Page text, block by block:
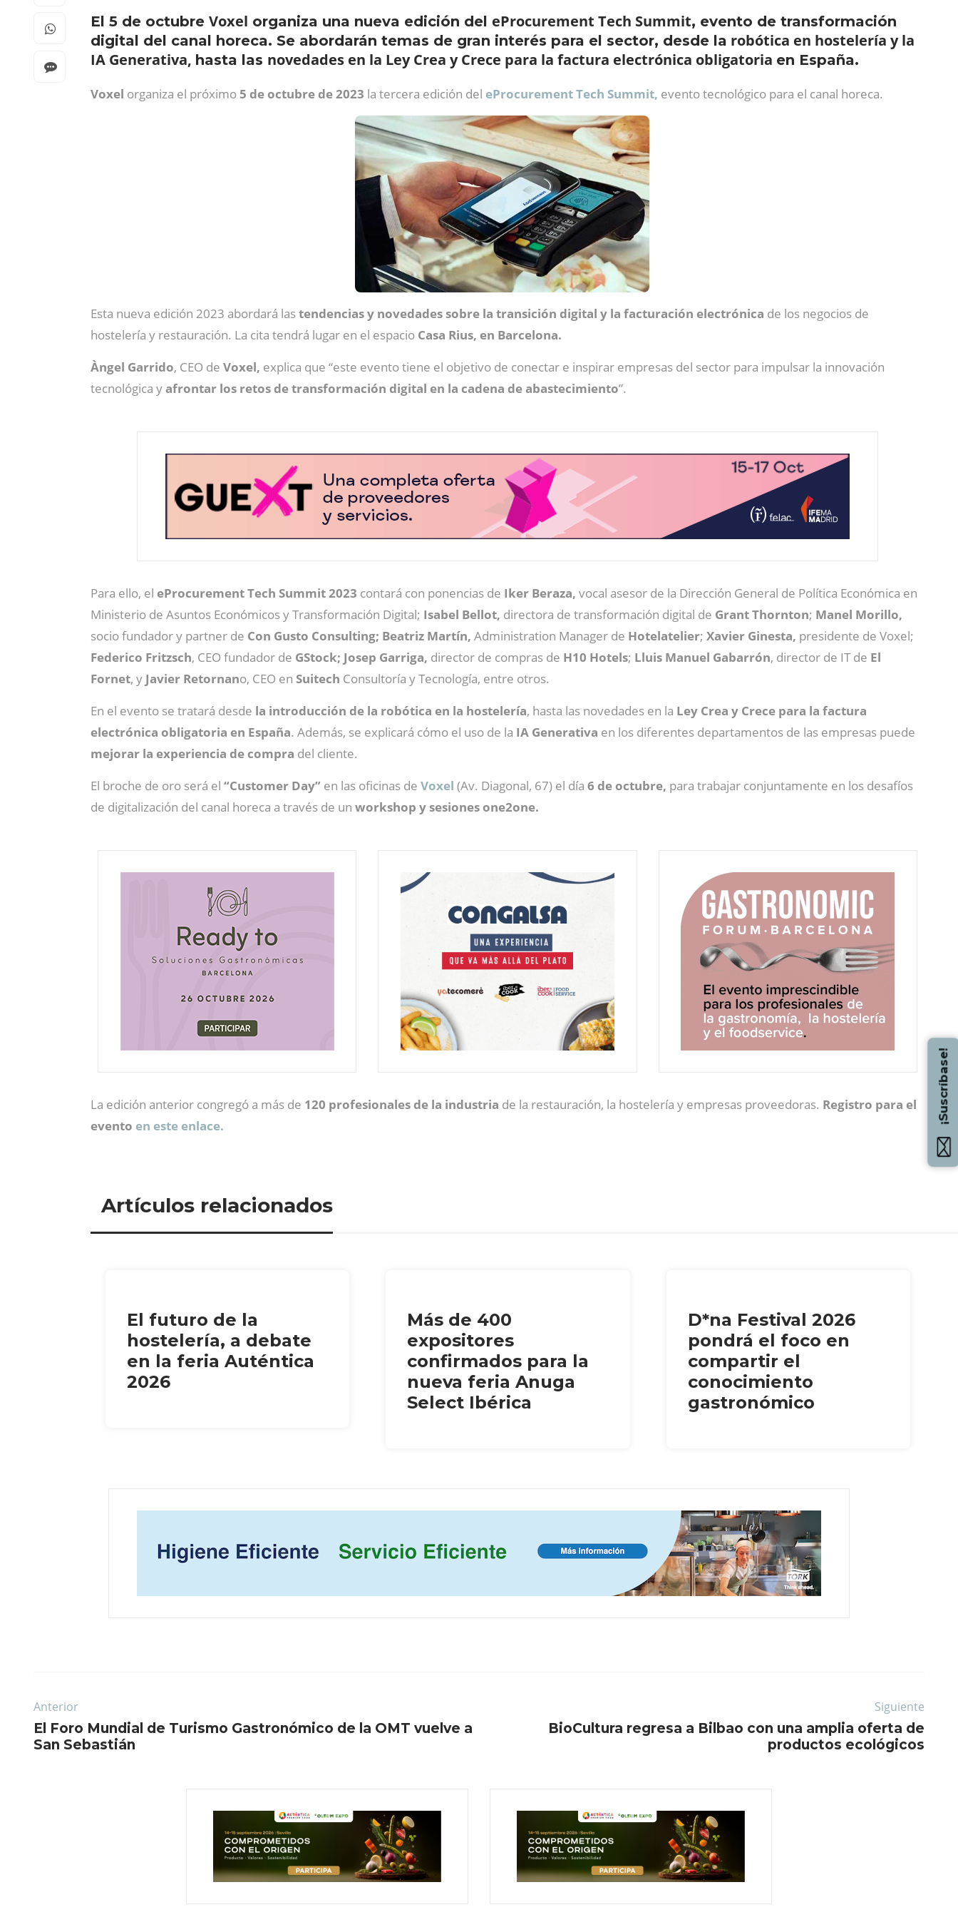
El 5 de octubre Voxel organiza una nueva edición del eProcurement Tech Summit, evento de transformación
digital del canal horeca. Se abordarán temas de gran interés para el sector, desde la robótica en hostelería y la
IA Generativa, hasta las novedades en la Ley Crea y Crece para la factura electrónica obligatoria en España.
Voxel organiza el próximo 5 de octubre de 2023 la tercera edición del eProcurement Tech Summit, evento tecnológico para el canal horeca.
Esta nueva edición 2023 abordará lastendencias y novedades sobre la transición digital y la facturación electrónica de los negocios de
hostelería y restauración. La cita tendrá lugar en el espacio Casa Rius, en Barcelona.
Àngel Garrido, CEO de Voxel, explica que “este evento tiene el objetivo de conectar e inspirar empresas del sector para impulsar la innovación
tecnológica yafrontar los retos de transformación digital en la cadena de abastecimiento”.
Para ello, el eProcurement Tech Summit 2023 contará con ponencias de Iker Beraza, vocal asesor de la Dirección General de Política Económica en
Ministerio de Asuntos Económicos y Transformación Digital; Isabel Bellot, directora de transformación digital de Grant Thornton; Manel Morillo,
socio fundador y partner de Con Gusto Consulting; Beatriz Martín, Administration Manager de Hotelatelier; Xavier Ginesta, presidente de Voxel;
Federico Fritzsch, CEO fundador de GStock; Josep Garriga, director de compras de H10 Hotels; Lluis Manuel Gabarrón, director de IT de El
Fornet, y Javier Retornano, CEO en Suitech Consultoría y Tecnología, entre otros.
En el evento se tratará desde la introducción de la robótica en la hostelería, hasta las novedades en la Ley Crea y Crece para la factura
electrónica obligatoria en España. Además, se explicará cómo el uso de la IA Generativa en los diferentes departamentos de las empresas puede
mejorar la experiencia de compra del cliente.
El broche de oro será el “Customer Day” en las oficinas de Voxel (Av. Diagonal, 67) el día 6 de octubre, para trabajar conjuntamente en los desafíos
de digitalización del canal horeca a través de un workshop y sesiones one2one.
La edición anterior congregó a más de 120 profesionales de la industria de la restauración, la hostelería y empresas proveedoras. Registro para el
evento en este enlace.
Artículos relacionados
El futuro de la
hostelería, a debate
en la feria Auténtica
2026
Más de 400
expositores
confirmados para la
nueva feria Anuga
Select Ibérica
D*na Festival 2026
pondrá el foco en
compartir el
conocimiento
gastronómico
Anterior
El Foro Mundial de Turismo Gastronómico de la OMT vuelve a
San Sebastián
Siguiente
BioCultura regresa a Bilbao con una amplia oferta de
productos ecológicos
¡Suscríbase!